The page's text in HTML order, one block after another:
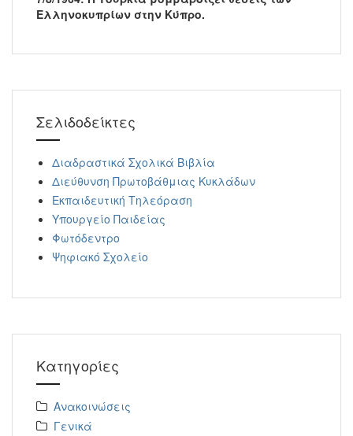
Ελληνοκυπρίων στην Κύπρο.
Σελιδοδείκτες
Διαδραστικά Σχολικά Βιβλία
Διεύθυνση Πρωτοβάθμιας Κυκλάδων
Εκπαιδευτική Τηλεόραση
Υπουργείο Παιδείας
Φωτόδεντρο
Ψηφιακό Σχολείο
Kατηγορίες
Ανακοινώσεις
Γενικά